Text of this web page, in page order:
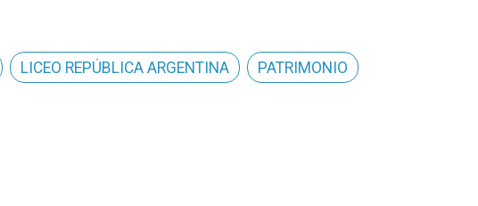
LICEO REPÚBLICA ARGENTINA PATRIMONIO